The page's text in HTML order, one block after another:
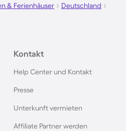
& Ferienhäuser
Deutschland
Kontakt
Help Center und Kontakt
Presse
Unterkunft vermieten
Affiliate Partner werden